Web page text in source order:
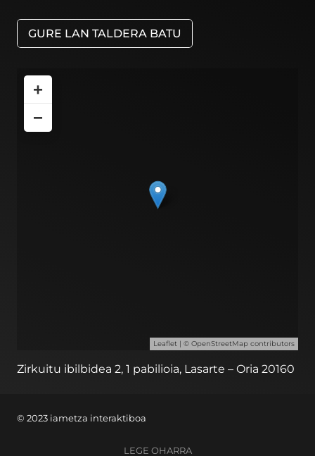
GURE LAN TALDERA BATU
+
−
Leaflet | © OpenStreetMap contributors
Zirkuitu ibilbidea 2, 1 pabilioia, Lasarte – Oria 20160
© 2023 iametza interaktiboa
LEGE OHARRA